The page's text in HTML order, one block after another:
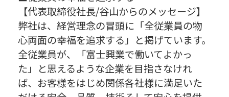
【代表取締役社長/谷山からのメッセージ】
弊社は、経営理念の冒頭に「全従業員の物
心両面の幸福を追求する」と掲げています。
全従業員が、「富士興業で働いてよかっ
た」と思えるような企業を目指さなけれ
ば、お客様をはじめ関係各社様に満足いた